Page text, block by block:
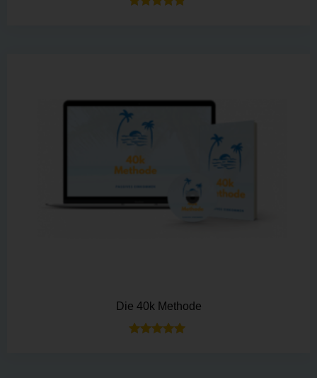
Die 40k Methode